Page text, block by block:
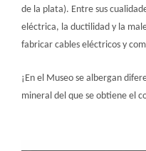
de la plata). Entre sus
eléctrica, la ductilidad y la
fabricar cables eléctricos y
¡En el Museo se albergan
mineral del que se obtiene el